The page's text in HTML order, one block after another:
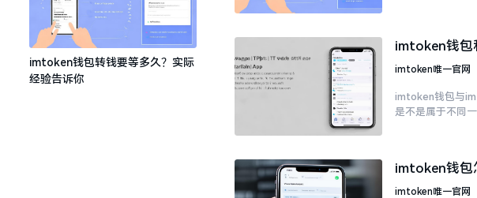
imtoken钱包转钱要等多久？实际
经验告诉你
imtoken钱包
imtoken唯一官网
imtoken钱包与
是不是属于不同
imtoken钱包
imtoken唯一官网